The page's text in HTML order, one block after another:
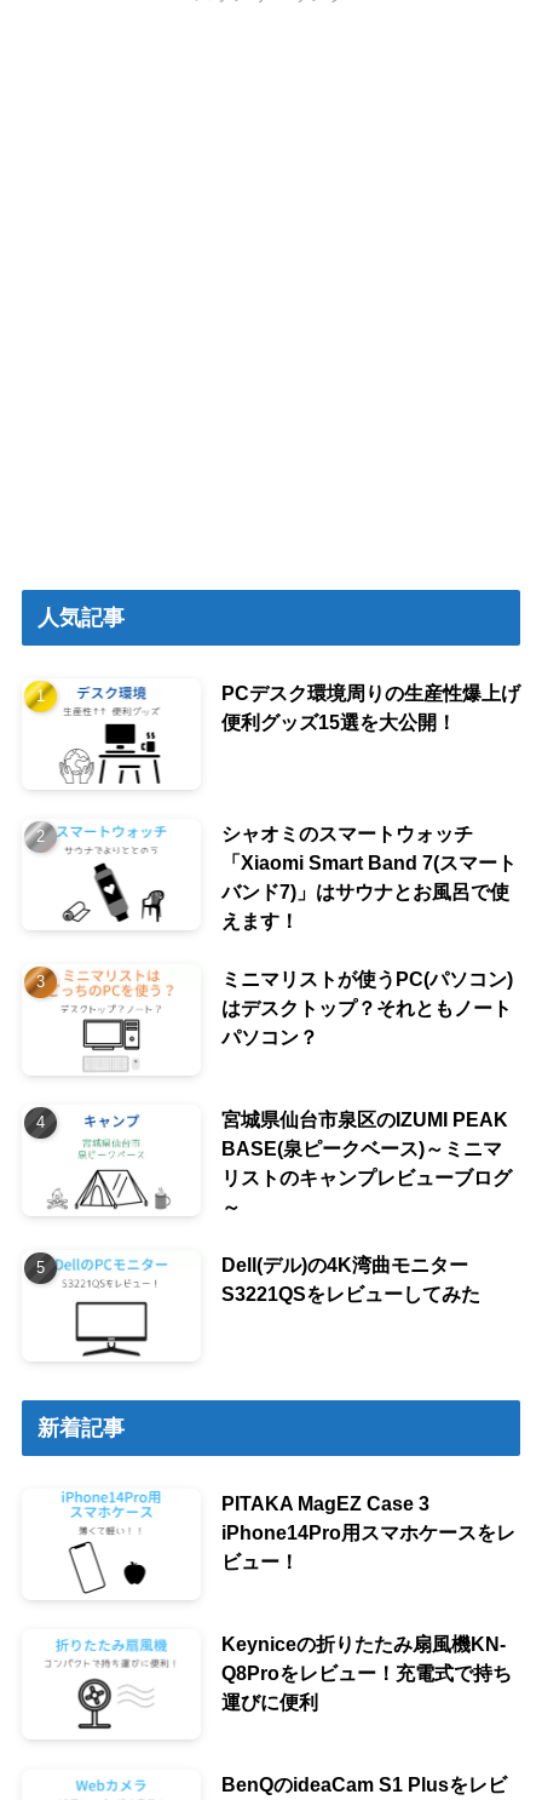
人気記事
PCデスク環境周りの生産性爆上げ
便利グッズ15選を大公開！
シャオミのスマートウォッチ
「Xiaomi Smart Band 7(スマート
バンド7)」はサウナとお風呂で使
えます！
ミニマリストが使うPC(パソコン)
はデスクトップ？それともノート
パソコン？
宮城県仙台市泉区のIZUMI PEAK
BASE(泉ピークベース)～ミニマ
リストのキャンプレビューブログ
～
Dell(デル)の4K湾曲モニター
S3221QSをレビューしてみた
新着記事
PITAKA MagEZ Case 3
iPhone14Pro用スマホケースをレ
ビュー！
Keyniceの折りたたみ扇風機KN-
Q8Proをレビュー！充電式で持ち
運びに便利
BenQのideaCam S1 Plusをレビ